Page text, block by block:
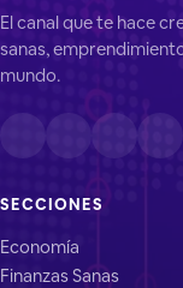
El canal que te hace
sanas,
mundo.
SECCIONES
Economía
Finanzas Sanas